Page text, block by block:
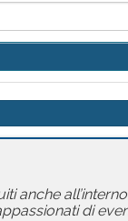
anche
di